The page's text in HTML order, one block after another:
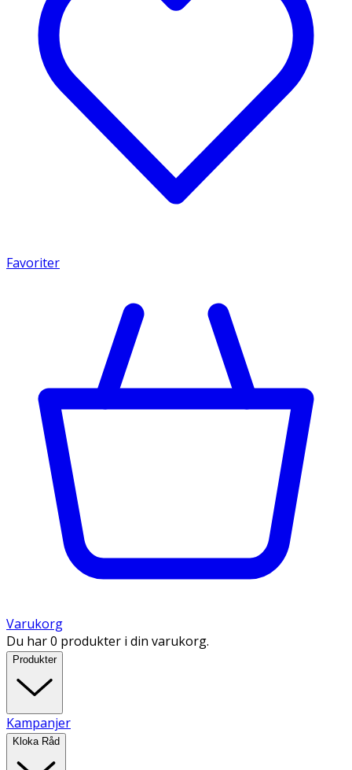
Favoriter
Varukorg
Du har 0 produkter i din varukorg.
Produkter
Kampanjer
Kloka Råd